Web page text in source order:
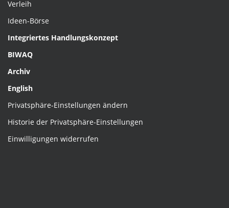
Verleih
Ideen-Börse
Integriertes Handlungskonzept
BIWAQ
Archiv
English
Privatsphäre-Einstellungen ändern
Historie der Privatsphäre-Einstellungen
Einwilligungen widerrufen